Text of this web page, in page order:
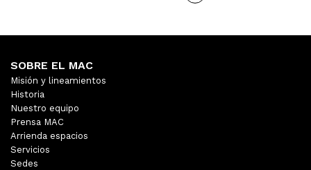
SOBRE EL MAC
Misión y lineamientos
Historia
Nuestro equipo
Prensa MAC
Arrienda espacios
Servicios
Sedes